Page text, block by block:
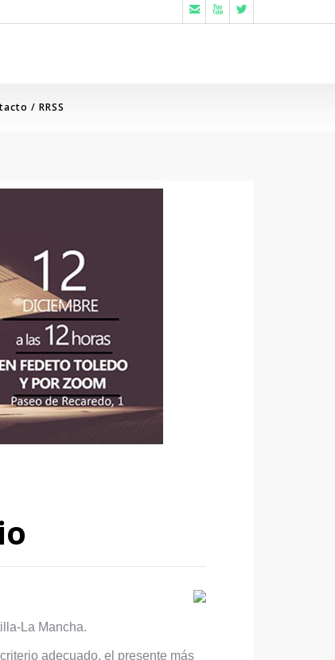
  
/ RRSS
La Mancha.
adecuado, el presente más